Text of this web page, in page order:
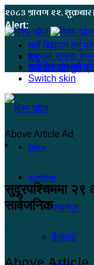
२०८३ श्रावण २२,
Alert:
यहाँ बिज्ञापन गर्नु
हजुरको सूचना,
यहाँ बिज्ञापन गर्नु
मेनू
समाचार खोज्नुहोस्
Switch skin
होमपेज
सुदूरपश्चिम
कंचनपुर
कैलाली
Above Article Ad
सुदूरपश्चिममा
सार्वजनिक
२०८० असार